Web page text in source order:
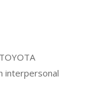
interpersonal